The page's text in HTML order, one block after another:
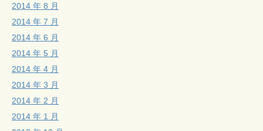
2014 年 8 月
2014 年 7 月
2014 年 6 月
2014 年 5 月
2014 年 4 月
2014 年 3 月
2014 年 2 月
2014 年 1 月